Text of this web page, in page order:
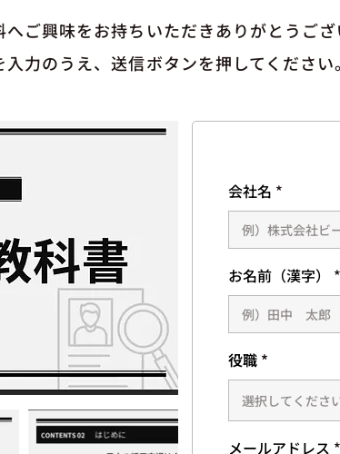
ご興味をお持ちいただきありがとうご
入力のうえ、送信ボタンを押してください
会社名
お名前（漢字）
役職
メールアドレス